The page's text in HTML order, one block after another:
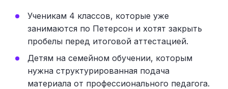
Ученикам 4 классов, которые уже
занимаются по Петерсон и хотят закрыть
пробелы перед итоговой аттестацией.
Детям на семейном обучении, которым
нужна структурированная подача
материала от профессионального педагога.